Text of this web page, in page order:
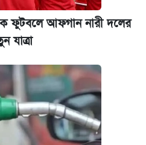
ফুটবলে আফগান নারী দলের
যাত্রা